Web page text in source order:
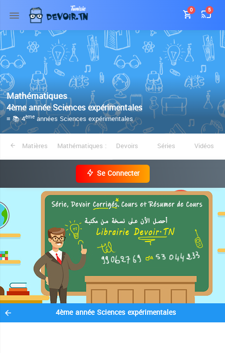
0 5
Mathématiques
4ème année Sciences expérimentales
≡ 📚 4ème années Sciences expérimentales
Matières Mathématiques : Devoirs Séries Vidéos
Se Connecter
4ème année Sciences expérimentales